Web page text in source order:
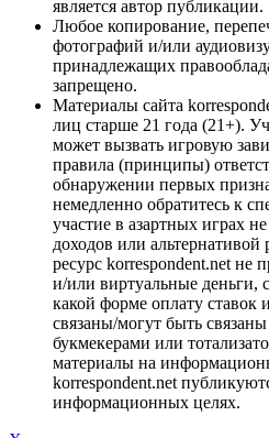
является автор публикации.
Любое копирование,
фотографий и/или
принадлежащих
запрещено.
Материалы сайта
лиц старше 21 года (21+).
может вызвать игровую
правила (принципы)
обнаружении первых
немедленно обратитесь к
участие в азартных играх
доходов или
ресурс korrespondent.net не
и/или виртуальные деньги,
какой форме оплату ставок
связаны/могут быть
букмекерами или
материалы на
korrespondent.net
информационных целях.